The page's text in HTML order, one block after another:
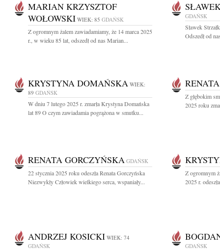
MARIAN KRZYSZTOF
WOŁOWSKI WIEK: 85 GDAŃSK
Z ogromnym żalem zawiadamiamy, że 14 marca 2025
r., w wieku 85 lat, odszedł od nas Marian...
GDAŃSK
Sławek
Odszedł od
KRYSTYNA DOMAŃSKA WIEK:
89 GDAŃSK
W dniu 7 lutego 2025 r. zmarła Krystyna Domańska
lat 89 O czym zawiadamia pogrążona w smutku...
Z głębokim
2025 roku
RENATA GORCZYŃSKA GDAŃSK
22 stycznia 2025 roku odeszła Renata Gorczyńska
Niezwykły Człowiek wielkiego serca, wspaniały...
Z ogromnym
2025 r.
ANDRZEJ KOSICKI WIEK: 74
GDAŃSK
GDAŃSK